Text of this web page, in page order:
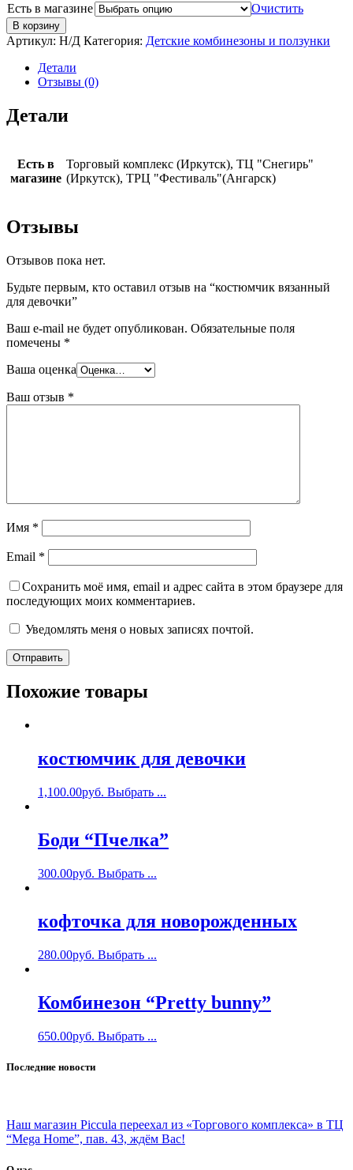
Есть в магазине Очистить
В корзину
Артикул: Н/Д Категория: Детские комбинезоны и ползунки
Детали
Отзывы (0)
Детали
Есть в
магазине
Торговый комплекс (Иркутск), ТЦ "Снегирь"
(Иркутск), ТРЦ "Фестиваль"(Ангарск)
Отзывы
Отзывов пока нет.
Будьте первым, кто оставил отзыв на “костюмчик вязанный
для девочки”
Ваш e-mail не будет опубликован. Обязательные поля
помечены *
Ваша оценка
Ваш отзыв *
Имя *
Email *
Сохранить моё имя, email и адрес сайта в этом браузере для
последующих моих комментариев.
Уведомлять меня о новых записях почтой.
Похожие товары
костюмчик для девочки
1,100.00руб. Выбрать ...
Боди “Пчелка”
300.00руб. Выбрать ...
кофточка для новорожденных
280.00руб. Выбрать ...
Комбинезон “Pretty bunny”
650.00руб. Выбрать ...
Последние новости
Наш магазин Piccula переехал из «Торгового комплекса» в ТЦ
“Mega Home”, пав. 43, ждём Вас!